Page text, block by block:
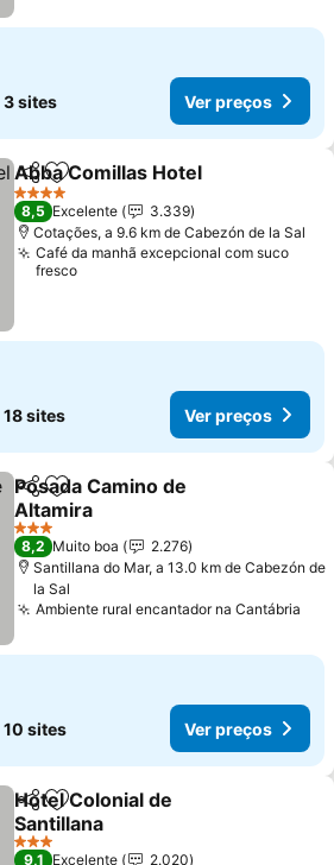
3 sites Ver preços
PartilharAdicionar aos favoritos
Abba Comillas Hotel
4 Estrelas
8,5 Excelente
3.339
Cotações, a 9.6 km de Cabezón de la Sal
Café da manhã excepcional com suco
fresco
18 sites Ver preços
PartilharAdicionar aos favoritos
Posada Camino de
Altamira
3 Estrelas
8,2 Muito boa
2.276
Santillana do Mar, a 13.0 km de Cabezón de
la Sal
Ambiente rural encantador na Cantábria
10 sites Ver preços
PartilharAdicionar aos favoritos
Hotel Colonial de
Santillana
3 Estrelas
9,1 Excelente 2.020